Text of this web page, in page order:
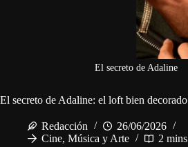
El secreto de Adaline
El secreto de Adaline: el loft bien decorado
Redacción
26/06/2026
Cine, Música y Arte
2 mins